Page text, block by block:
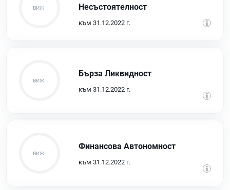
Несъстоятелност
към 31.12.2022 г.
Бърза Ликвидност
към 31.12.2022 г.
Финансова Автономност
към 31.12.2022 г.